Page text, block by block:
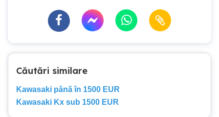
Căutări similare
Kawasaki până în 1500 EUR
Kawasaki Kx sub 1500 EUR